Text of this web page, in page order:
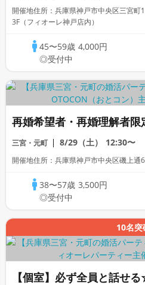
開催地住所：兵庫県神戸市中央区三宮
3F（フィオーレ神戸店内）
45〜59歳 4,000円
◎受付中
再婚希望者・再婚理解者限
三宮・元町 8/29（土） 12:30〜
開催地住所：兵庫県神戸市中央区磯上通
38〜57歳 3,500円
◎受付中
10名突
【個室】必ず全員と話せ